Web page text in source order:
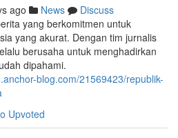
ago News
Discuss
yang berkomitmen untuk
yang akurat. Dengan tim jurnalis
berusaha untuk menghadirkan
dipahami.
blog.com/21569423/republik-
Upvoted